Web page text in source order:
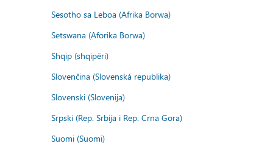
Sesotho sa Leboa (Afrika Borwa)
Setswana (Aforika Borwa)
Shqip (shqipëri)
Slovenčina (Slovenská republika)
Slovenski (Slovenija)
Srpski (Rep. Srbija i Rep. Crna Gora)
Suomi (Suomi)